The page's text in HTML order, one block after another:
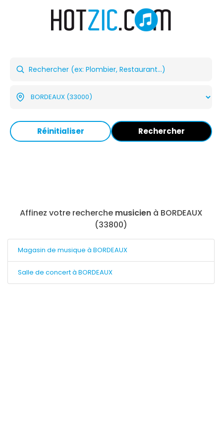
Réinitialiser Rechercher
Affinez votre recherche musicienà BORDEAUX
(33800)
Magasin de musique à BORDEAUX
Salle de concert à BORDEAUX